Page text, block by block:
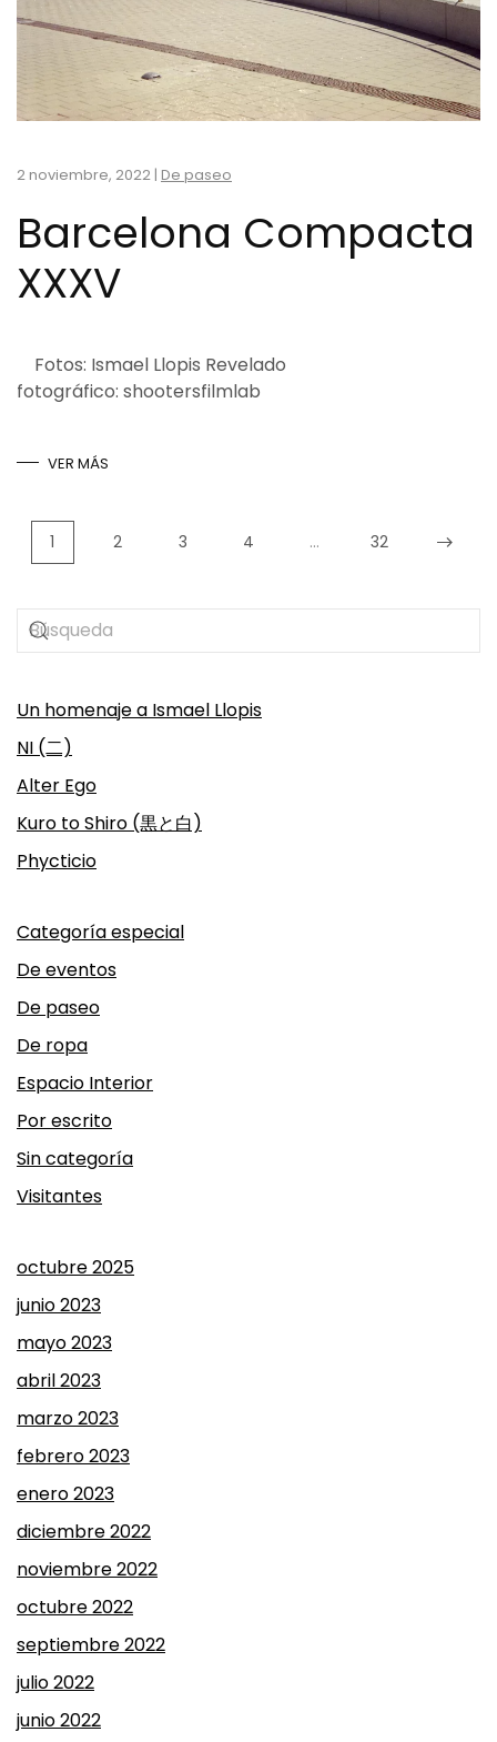
2 noviembre, 2022 | De paseo
Barcelona Compacta
XXXV
Fotos: Ismael Llopis Revelado
fotográfico: shootersfilmlab
VER MÁS
1 2 3 4 … 32
Un homenaje a Ismael Llopis
NI (二)
Alter Ego
Kuro to Shiro (黒と白)
Phycticio
Categoría especial
De eventos
De paseo
De ropa
Espacio Interior
Por escrito
Sin categoría
Visitantes
octubre 2025
junio 2023
mayo 2023
abril 2023
marzo 2023
febrero 2023
enero 2023
diciembre 2022
noviembre 2022
octubre 2022
septiembre 2022
julio 2022
junio 2022